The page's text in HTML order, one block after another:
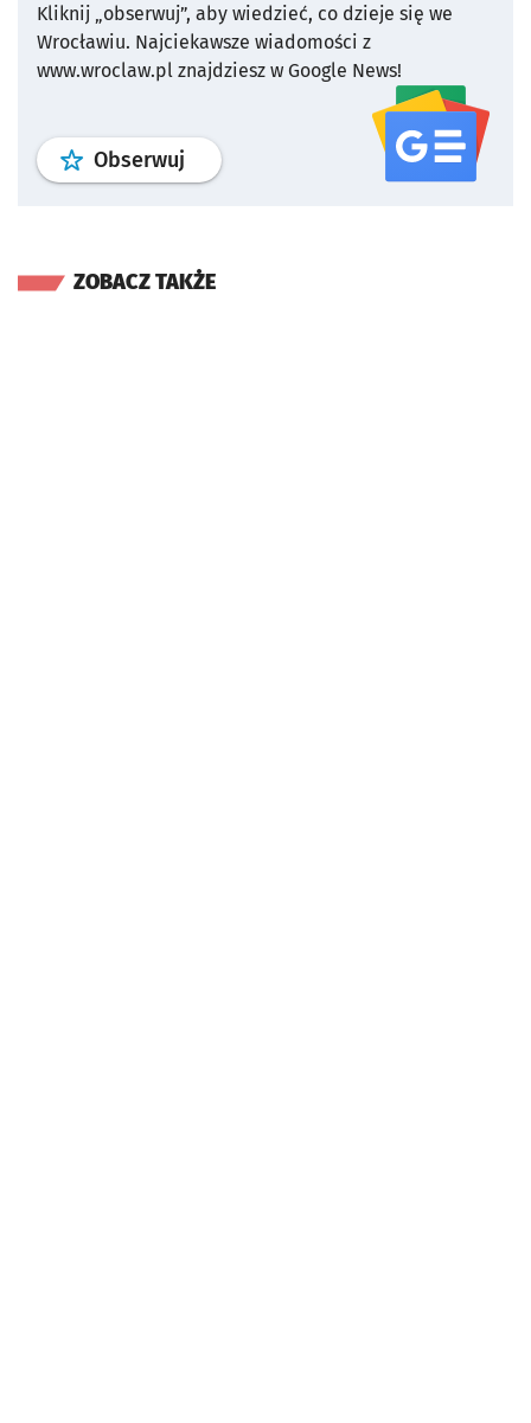
Kliknij „obserwuj”, aby wiedzieć, co dzieje się we
Wrocławiu. Najciekawsze wiadomości z
www.wroclaw.pl znajdziesz w Google News!
Obserwuj profil serwisu
ZOBACZ TAKŻE